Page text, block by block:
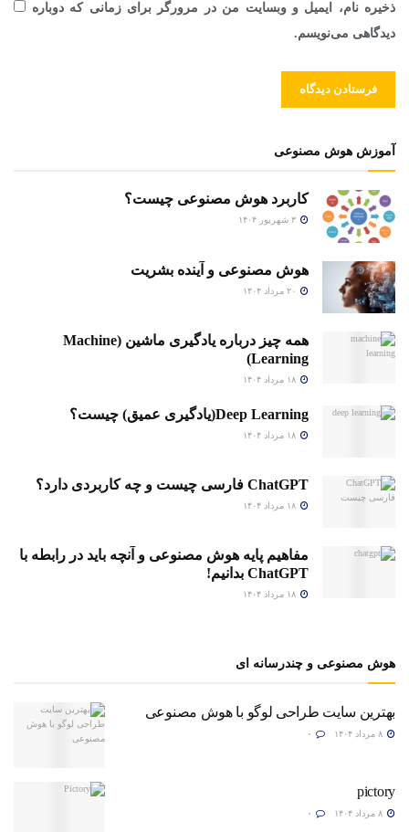
ذخیره نام، ایمیل و وبسایت من در مرورگر برای زمانی که دوباره
دیدگاهی می‌نویسم.
آموزش هوش مصنوعی
کاربرد هوش مصنوعی چیست؟
هوش مصنوعی و آینده بشریت
همه چیز درباره یادگیری ماشین (Machine
Learning)
Deep Learning(یادگیری عمیق) چیست؟
ChatGPT فارسی چیست و چه کاربردی دارد؟
مفاهیم پایه هوش مصنوعی و آنچه باید در رابطه با
ChatGPT بدانیم!
هوش مصنوعی و چندرسانه ای
بهترین سایت طراحی لوگو با هوش مصنوعی
pictory